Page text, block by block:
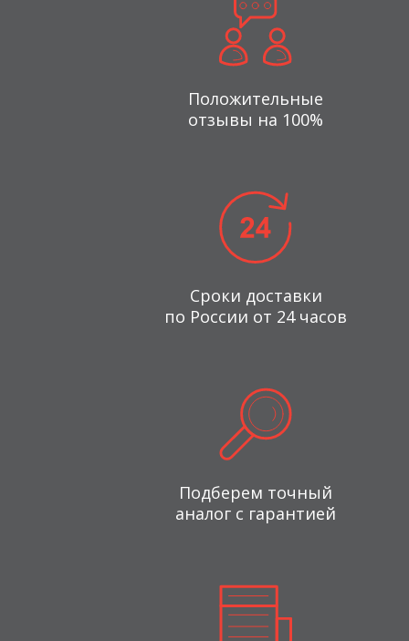
Положительные
отзывы на 100%
Сроки доставки
по России от 24 часов
Подберем точный
аналог с гарантией